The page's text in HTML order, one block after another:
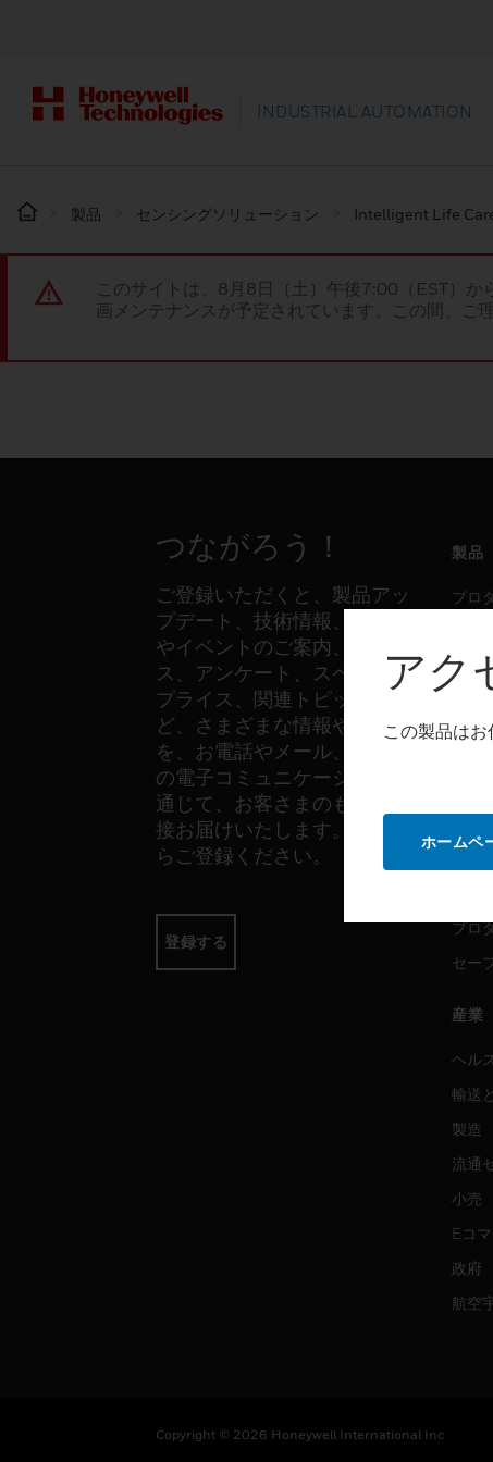
INDUSTRIAL AUTOMATION
製品 センシングソリューション Intelligent Life
このサイトは、8月8日（土）午後7:00（EST）
画メンテナンスが予定されています。この間、ご
つながろう！
ご登録いただくと、製品アッ
プデート、技術情報、新製品
やイベントのご案内、ニュー
ス、アンケート、スペシャル
プライス、関連トピックな
ど、さまざまな情報やご案内
を、お電話やメール、その他
の電子コミュニケーションを
通じて、お客さまのもとへ直
接お届けいたします。以下か
らご登録ください。
登録する
製品
プロ
セン
ソフ
セー
プロ
セー
産業
ヘル
輸送
製造
流通
小売
Eコ
政府
航空
Copyright © 2026 Honeywell International Inc
アク
この製品は
ホームペ